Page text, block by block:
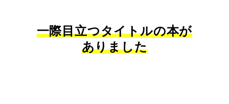
一際目立つタイトルの本が
ありました